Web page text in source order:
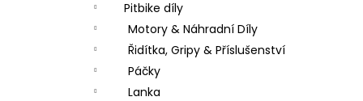
Pitbike díly
Motory & Náhradní Díly
Řidítka, Gripy & Příslušenství
Páčky
Lanka